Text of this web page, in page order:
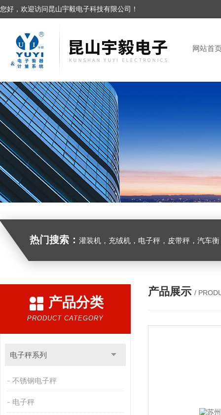
您好，欢迎访问昆山宇毅电子科技有限公司！
网站首
热门搜索： 灌装机，充绒机，电子秤，皮带秤，汽车
产品分类
PRODUCT CATEGORY
电子秤系列
不锈钢电子秤
电子秤
产品展示 /